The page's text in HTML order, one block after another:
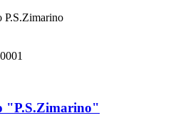
P.S.Zimarino
"P.S.Zimarino"